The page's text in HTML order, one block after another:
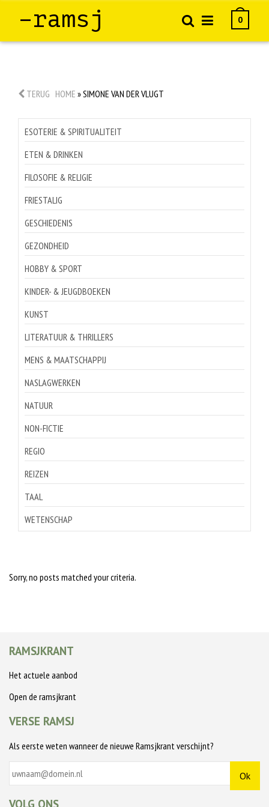
–ramsj 0
TERUG HOME »SIMONE VAN DER VLUGT
ESOTERIE & SPIRITUALITEIT
ETEN & DRINKEN
FILOSOFIE & RELIGIE
FRIESTALIG
GESCHIEDENIS
GEZONDHEID
HOBBY & SPORT
KINDER- & JEUGDBOEKEN
KUNST
LITERATUUR & THRILLERS
MENS & MAATSCHAPPIJ
NASLAGWERKEN
NATUUR
NON-FICTIE
REGIO
REIZEN
TAAL
WETENSCHAP
Sorry, no posts matched your criteria.
RAMSJKRANT
Het actuele aanbod
Open de ramsjkrant
VERSE RAMSJ
Als eerste weten wanneer de nieuwe Ramsjkrant verschijnt?
VOLG ONS